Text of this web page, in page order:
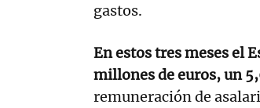
gastos.
En estos tres meses el
millones de euros, un
remuneración de